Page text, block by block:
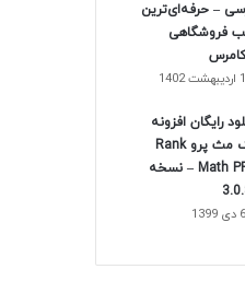
– حرفه‌ای‌ترین
فروشگاهی
1 اردیبهشت 1402
رایگان افزونه
رنک مث پرو Rank
Math PRO – نسخه
6 دی 1399